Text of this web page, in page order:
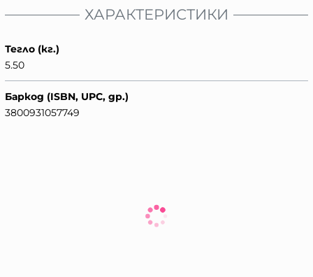
ХАРАКТЕРИСТИКИ
Тегло (кг.)
5.50
Баркод (ISBN, UPC, др.)
3800931057749